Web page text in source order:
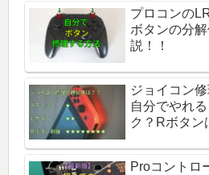
プロコンの
ボタンの分
説！！
ジョイコン
自分でやれ
ク？Rボタン
Proコント